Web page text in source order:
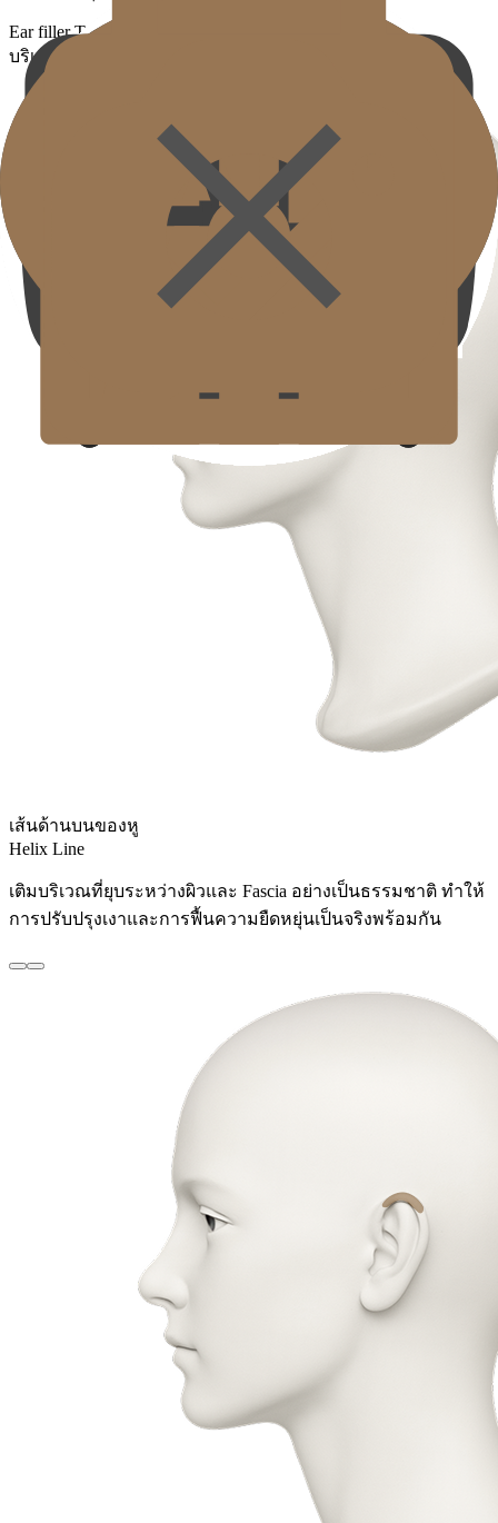
Ear filler Treatment
บริเวณที่สามารถทำหัตถการ Elf Ear Filler
เส้นด้านบนของหู
Helix Line
เติมบริเวณที่ยุบระหว่างผิวและ Fascia อย่างเป็นธรรมชาติ ทำให้
การปรับปรุงเงาและการฟื้นความยืดหยุ่นเป็นจริงพร้อมกัน